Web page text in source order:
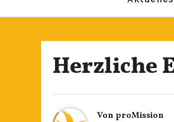
Herzliche
Von proMission